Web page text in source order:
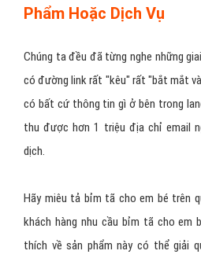
Phẩm Hoặc Dịch Vụ
Chúng ta đều đã từng nghe những
có đường link rất "kêu" rất "bắt mắt
có bất cứ thông tin gì ở bên trong
thu được hơn 1 triệu địa chỉ email
dịch.
Hãy miêu tả bỉm tã cho em bé trên
khách hàng nhu cầu bỉm tã cho em
thích về sản phẩm này có thể giải